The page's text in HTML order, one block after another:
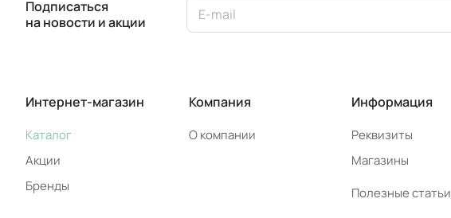
Подписаться
на новости и акции
Интернет-магазин
Каталог
Акции
Бренды
Компания
О компании
Информация
Реквизиты
Магазины
Полезные статьи